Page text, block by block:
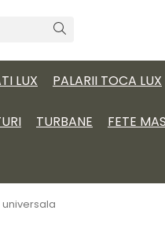
LUX PALARII TOCA LUX
TURBANE FETE